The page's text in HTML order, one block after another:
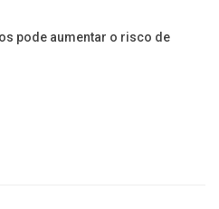
pode aumentar o risco de